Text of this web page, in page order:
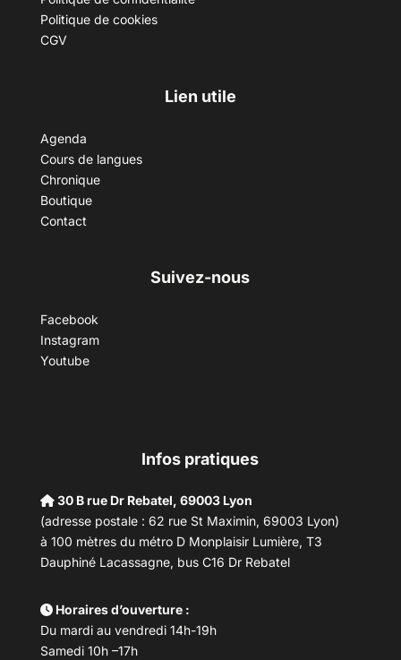
Politique de cookies
CGV
Lien utile
Agenda
Cours de langues
Chronique
Boutique
Contact
Suivez-nous
Facebook
Instagram
Youtube
Infos pratiques
30 B rue Dr Rebatel, 69003 Lyon
(adresse postale : 62 rue St Maximin, 69003 Lyon)
à 100 mètres du métro D Monplaisir Lumière, T3
Dauphiné Lacassagne, bus C16 Dr Rebatel
Horaires d’ouverture :
Du mardi au vendredi 14h-19h
Samedi 10h –17h